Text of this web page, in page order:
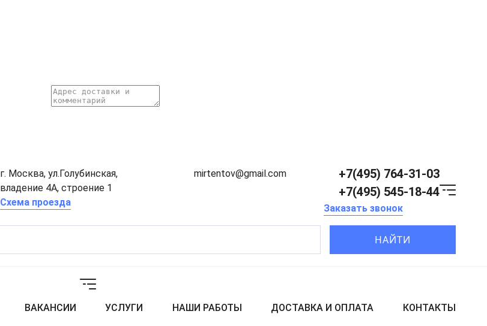
г. Москва, ул.Голубинская,
владение 4А, строение 1
Схема проезда
mirtentov@gmail.com
+7(495) 764-31-03
+7(495) 545-18-44
Заказать звонок
НАЙТИ
ВАКАНСИИ УСЛУГИ НАШИ РАБОТЫ ДОСТАВКА И ОПЛАТА КОНТАКТЫ